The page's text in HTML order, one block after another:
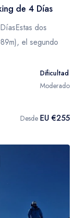
las que
la gente
cómodo y
a un Guía y
en el
durante
duración de tu
de 4 Días
dos
el segundo
Dificultad
Moderado
Desde EU €255